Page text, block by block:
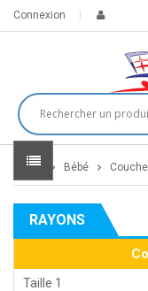
Connexion
Home Bébé
RAYONS
Taille 1